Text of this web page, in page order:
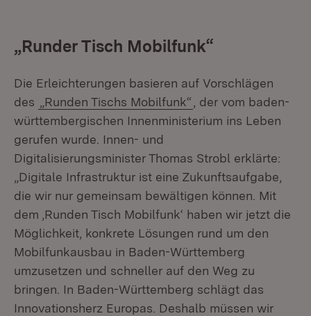
„Runder Tisch Mobilfunk“
Die Erleichterungen basieren auf Vorschlägen
des
„Runden Tischs Mobilfunk“ , der vom baden-
württembergischen Innenministerium ins Leben
gerufen wurde. Innen- und
Digitalisierungsminister Thomas Strobl erklärte:
„Digitale Infrastruktur ist eine Zukunftsaufgabe,
die wir nur gemeinsam bewältigen können. Mit
dem ‚Runden Tisch Mobilfunk‘ haben wir jetzt die
Möglichkeit, konkrete Lösungen rund um den
Mobilfunkausbau in Baden-Württemberg
umzusetzen und schneller auf den Weg zu
bringen. In Baden-Württemberg schlägt das
Innovationsherz Europas. Deshalb müssen wir